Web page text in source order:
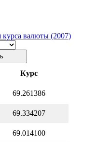
курса валюты (2007)
Курс
69.261386
69.334207
69.014100